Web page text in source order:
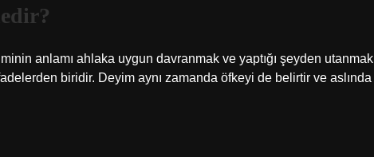
anlamı ahlaka uygun davranmak ve yaptığı şeyden utanmak
biridir. Deyim aynı zamanda öfkeyi de belirtir ve aslında